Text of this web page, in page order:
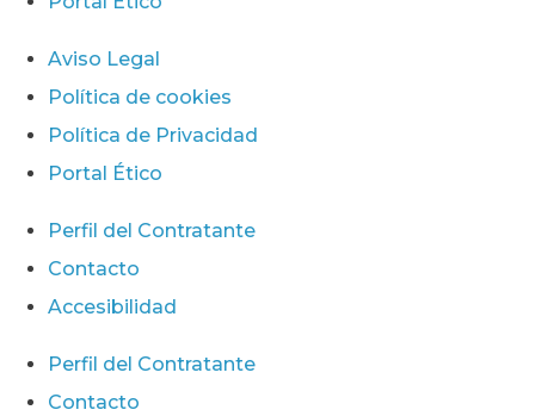
Aviso Legal
Política de cookies
Política de Privacidad
Portal Ético
Perfil del Contratante
Contacto
Accesibilidad
Perfil del Contratante
Contacto